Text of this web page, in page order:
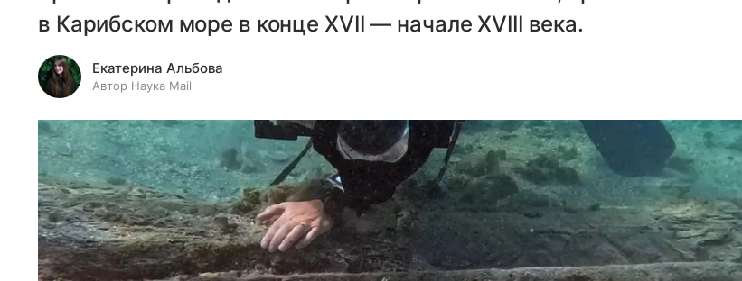
в Карибском море в конце XVII — начале XVIII века.
Екатерина Альбова
Автор Наука Mail